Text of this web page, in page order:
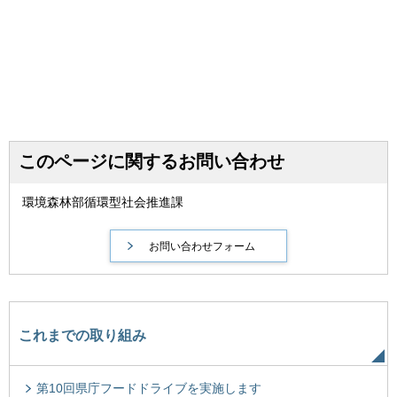
このページに関するお問い合わせ
環境森林部循環型社会推進課
これまでの取り組み
第10回県庁フードドライブを実施します